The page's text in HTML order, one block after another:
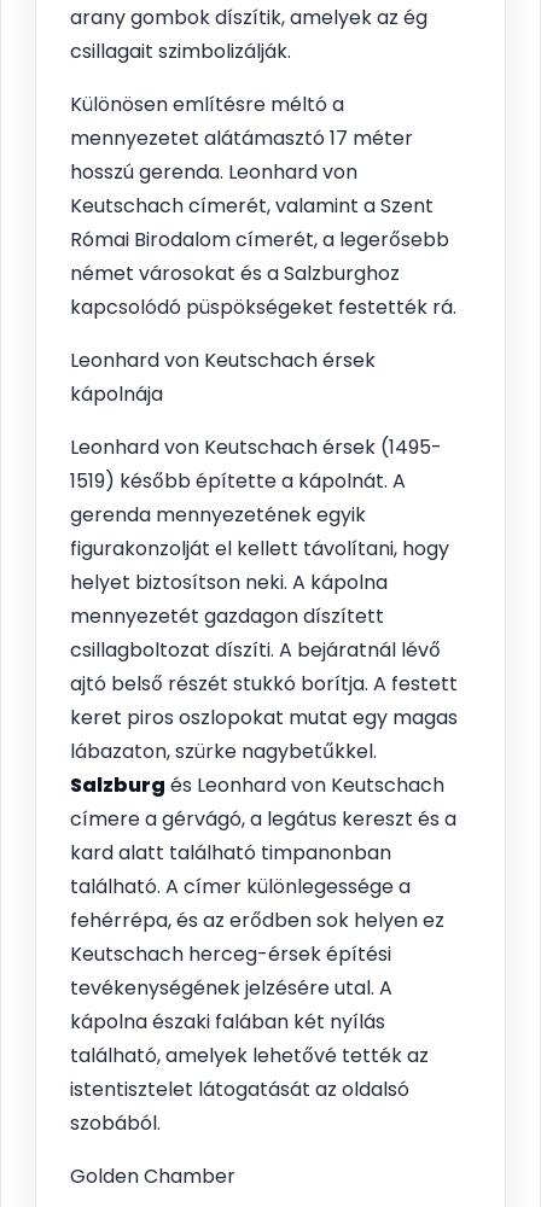
arany gombok díszítik, amelyek az ég
csillagait szimbolizálják.
Különösen említésre méltó a
mennyezetet alátámasztó 17 méter
hosszú gerenda. Leonhard von
Keutschach címerét, valamint a Szent
Római Birodalom címerét, a legerősebb
német városokat és a Salzburghoz
kapcsolódó püspökségeket festették rá.
Leonhard von Keutschach érsek
kápolnája
Leonhard von Keutschach érsek (1495-
1519) később építette a kápolnát. A
gerenda mennyezetének egyik
figurakonzolját el kellett távolítani, hogy
helyet biztosítson neki. A kápolna
mennyezetét gazdagon díszített
csillagboltozat díszíti. A bejáratnál lévő
ajtó belső részét stukkó borítja. A festett
keret piros oszlopokat mutat egy magas
lábazaton, szürke nagybetűkkel.
Salzburg és Leonhard von Keutschach
címere a gérvágó, a legátus kereszt és a
kard alatt található timpanonban
található. A címer különlegessége a
fehérrépa, és az erődben sok helyen ez
Keutschach herceg-érsek építési
tevékenységének jelzésére utal. A
kápolna északi falában két nyílás
található, amelyek lehetővé tették az
istentisztelet látogatását az oldalsó
szobából.
Golden Chamber